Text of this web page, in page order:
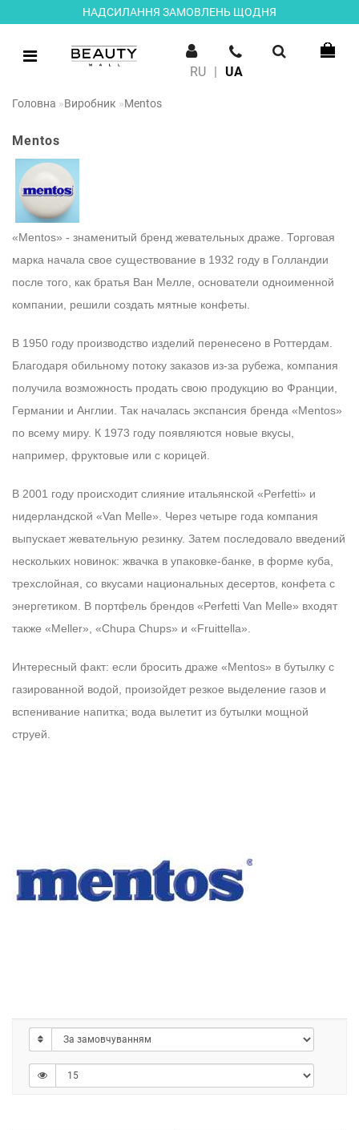
НАДСИЛАННЯ ЗАМОВЛЕНЬ ЩОДНЯ
RU | UA
Головна Виробник Mentos
Mentos
«Mentos» - знаменитый бренд жевательных драже. Торговая
марка начала свое существование в 1932 году в Голландии
после того, как братья Ван Мелле, основатели одноименной
компании, решили создать мятные конфеты.
В 1950 году производство изделий перенесено в Роттердам.
Благодаря обильному потоку заказов из-за рубежа, компания
получила возможность продать свою продукцию во Франции,
Германии и Англии. Так началась экспансия бренда «Mentos»
по всему миру. К 1973 году появляются новые вкусы,
например, фруктовые или с корицей.
В 2001 году происходит слияние итальянской «Perfetti» и
нидерландской «Van Melle». Через четыре года компания
выпускает жевательную резинку. Затем последовало введений
нескольких новинок: жвачка в упаковке-банке, в форме куба,
трехслойная, со вкусами национальных десертов, конфета с
энергетиком. В портфель брендов «Perfetti Van Melle» входят
также «Meller», «Chupa Chups» и «Fruittella».
Интересный факт: если бросить драже «Mentos» в бутылку с
газированной водой, произойдет резкое выделение газов и
вспенивание напитка; вода вылетит из бутылки мощной
струей.